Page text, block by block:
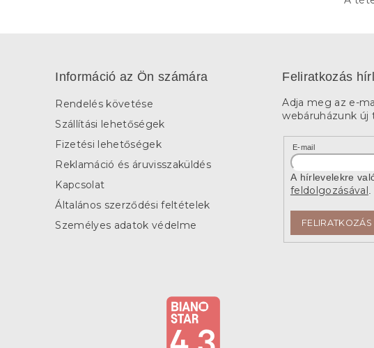
Információ az Ön számára
Rendelés követése
Szállítási lehetőségek
Fizetési lehetőségek
Reklamáció és áruvisszaküldés
Kapcsolat
Általános szerződési feltételek
Személyes adatok védelme
Feliratkozás
Adja meg az e-
webáruházunk új
E-mail
A hírlevelekre
feldolgozásával
FELIRATKOZÁS